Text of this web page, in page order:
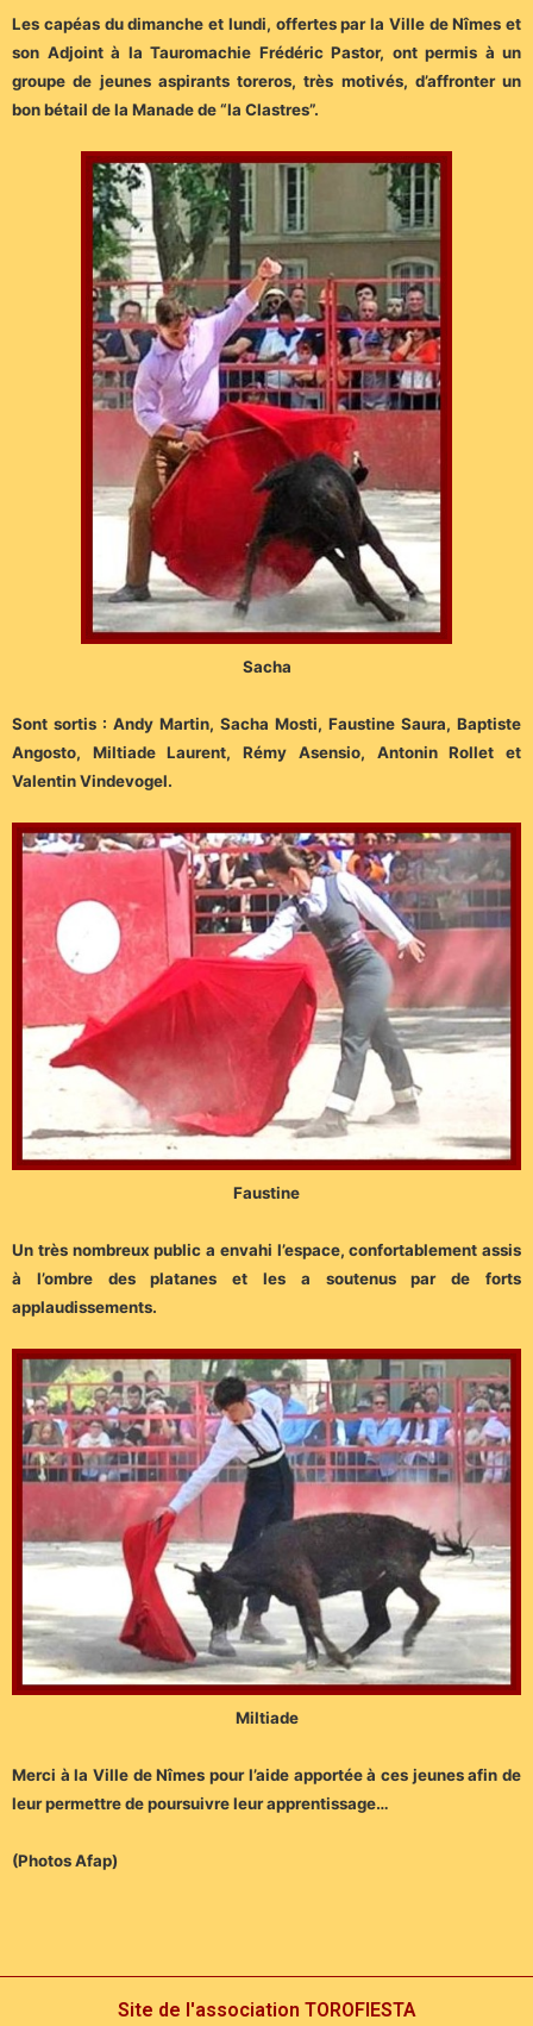
Les capéas du dimanche et lundi, offertes par la Ville de Nîmes et
son Adjoint à la Tauromachie Frédéric Pastor, ont permis à un
groupe de jeunes aspirants toreros, très motivés, d’affronter un
bon bétail de la Manade de “la Clastres”.
Sacha
Sont sortis : Andy Martin, Sacha Mosti, Faustine Saura, Baptiste
Angosto, Miltiade Laurent, Rémy Asensio, Antonin Rollet et
Valentin Vindevogel.
Faustine
Un très nombreux public a envahi l’espace, confortablement assis
à l’ombre des platanes et les a soutenus par de forts
applaudissements.
Miltiade
Merci à la Ville de Nîmes pour l’aide apportée à ces jeunes afin de
leur permettre de poursuivre leur apprentissage…
(Photos Afap)
Site de l'association TOROFIESTA